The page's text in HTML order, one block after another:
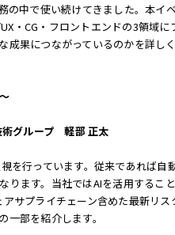
の中で使い続けてきました。本イ
・CG・フロントエンドの3領域に
成果につながっているのかを詳し
術グループ 軽部 正太
を行っています。従来であれば自
ります。当社ではAIを活用するこ
サプライチェーン含めた最新リス
部を紹介します。